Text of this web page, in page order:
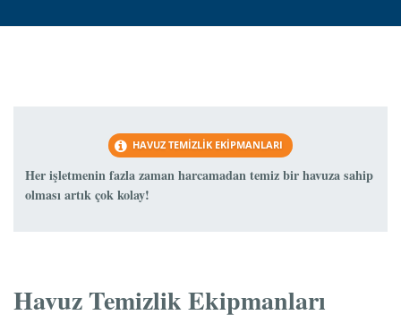
HAVUZ TEMIZLIK EKIPMANLARI
Her işletmenin fazla zaman harcamadan temiz bir havuza sahip
olması artık çok kolay!
Havuz Temizlik Ekipmanları